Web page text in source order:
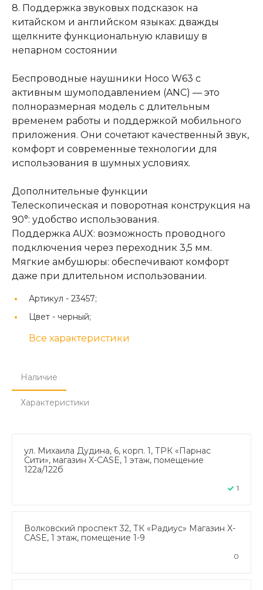
8. Поддержка звуковых подсказок на
китайском и английском языках: дважды
щелкните функциональную клавишу в
непарном состоянии
Беспроводные наушники Hoco W63 с
активным шумоподавлением (ANC) — это
полноразмерная модель с длительным
временем работы и поддержкой мобильного
приложения. Они сочетают качественный звук,
комфорт и современные технологии для
использования в шумных условиях.
Дополнительные функции
Телескопическая и поворотная конструкция на
90°: удобство использования.
Поддержка AUX: возможность проводного
подключения через переходник 3,5 мм.
Мягкие амбушюры: обеспечивают комфорт
даже при длительном использовании.
Артикул - 23457;
Цвет - черный;
Все характеристики
Наличие
Характеристики
ул. Михаила Дудина, 6, корп. 1, ТРК «Парнас
Сити», магазин X-CASE, 1 этаж, помещение
122а/122б
1
Волковский проспект 32, ТК «Радиус» Магазин X-
CASE, 1 этаж, помещение 1-9
0